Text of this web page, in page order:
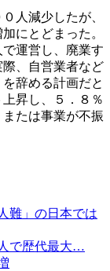
人減少したが、
にとどまった。
運営し、廃業す
、自営業者など
辞める計画だと
昇し、５．８％
たは事業が不振
難」の日本では
で歴代最大…